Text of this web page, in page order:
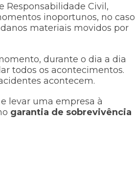
Responsabilidade Civil,
inoportunos, no caso
materiais movidos por
durante o dia a dia
todos os acontecimentos.
acontecem.
levar uma empresa à
garantia de sobrevivência